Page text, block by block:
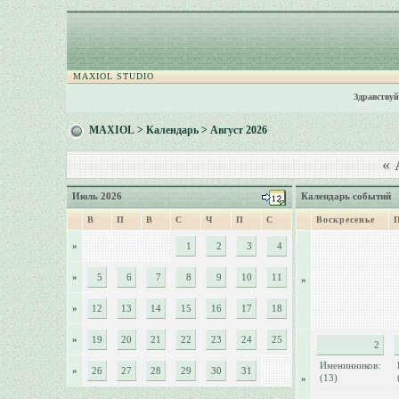
MAXIOL STUDIO
MAXIOL>Календарь> Август 2026
«
Июль 2026
В П В С Ч П С
» 1 2 3 4
» 5 6 7 8 9 10 11
» 12 13 14 15 16 17 18
» 19 20 21 22 23 24 25
» 26 27 28 29 30 31
Календарь событий
Воскресенье
»
»
2
Именинников:
(13)